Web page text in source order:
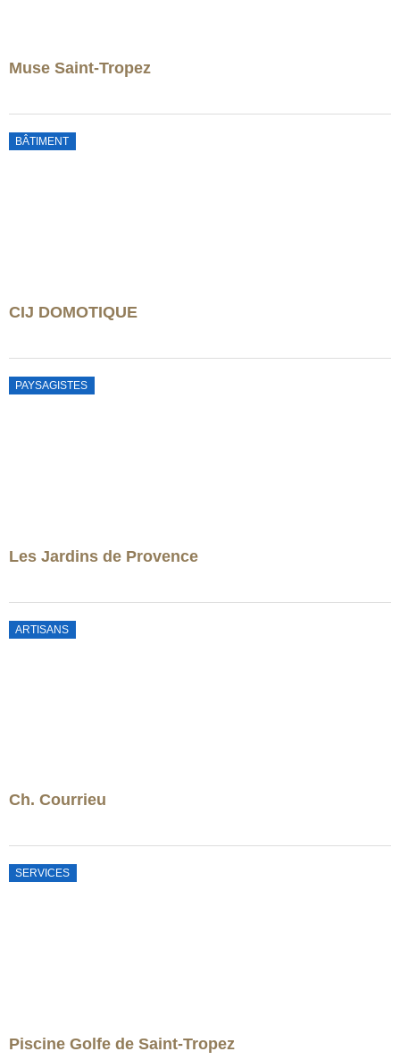
Muse Saint-Tropez
BÂTIMENT
CIJ DOMOTIQUE
PAYSAGISTES
Les Jardins de Provence
ARTISANS
Ch. Courrieu
SERVICES
Piscine Golfe de Saint-Tropez